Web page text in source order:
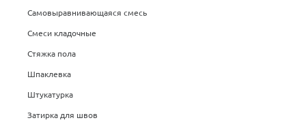
Самовыравнивающаяся смесь
Смеси кладочные
Стяжка пола
Шпаклевка
Штукатурка
Затирка для швов